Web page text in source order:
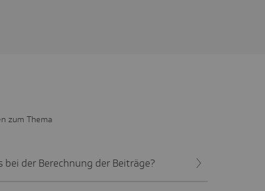
zum Thema
bei der Berechnung der Beiträge?